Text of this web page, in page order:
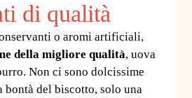
di qualità
o aromi artificiali,
della migliore qualità, uova
Non ci sono dolcissime
bontà del biscotto, solo una